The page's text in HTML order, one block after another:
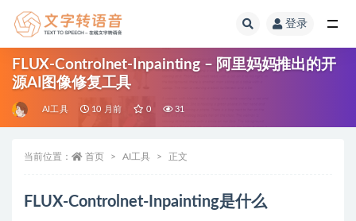
登录
FLUX-Controlnet-Inpainting – 阿里妈妈推出的开
源AI图像修复工具
AI工具 10 月前 0 31
当前位置： 首页 AI工具 正文
FLUX-Controlnet-Inpainting是什么